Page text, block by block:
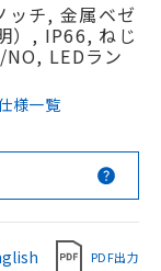
ッチ, 金属ベゼ
）, IP66, ねじ
LEDラン
様一覧
PDF出力